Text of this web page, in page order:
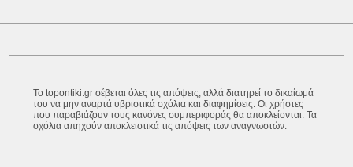
Το topontiki.gr σέβεται όλες τις απόψεις, αλλά διατηρεί το δικαίωμά
του να μην αναρτά υβριστικά σχόλια και διαφημίσεις. Οι χρήστες
που παραβιάζουν τους κανόνες συμπεριφοράς θα αποκλείονται. Τα
σχόλια απηχούν αποκλειστικά τις απόψεις των αναγνωστών.